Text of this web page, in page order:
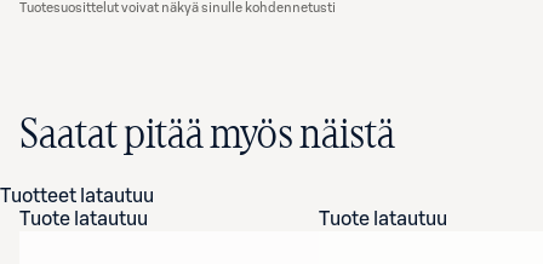
Tuotesuosittelut voivat näkyä sinulle kohdennetusti
Saatat pitää myös näistä
Tuotteet latautuu
Tuote latautuu
Tuote latautuu